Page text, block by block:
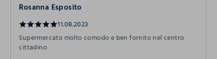
Rosanna Esposito
11.08.2023
Supermercato molto comodo e ben fornito nel centro
cittadino